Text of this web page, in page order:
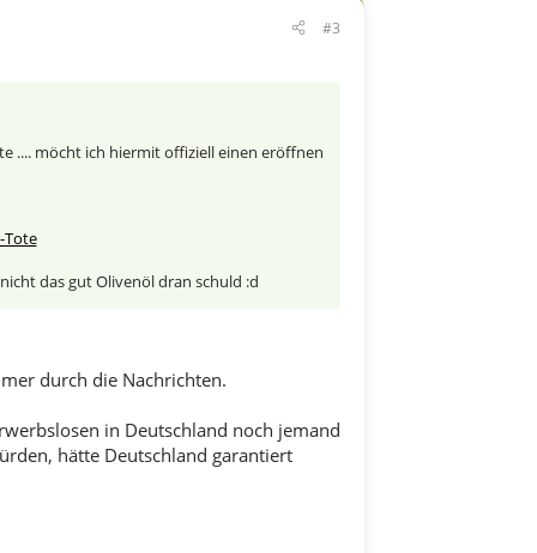
#3
.... möcht ich hiermit offiziell einen eröffnen
Tote
das gut Olivenöl dran schuld :d
durch die Nachrichten.
in Deutschland noch jemand
hätte Deutschland garantiert